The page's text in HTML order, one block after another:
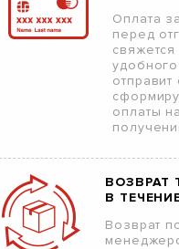
Оплата
перед
оплаты
ВОЗВРАТ
В
Возврат